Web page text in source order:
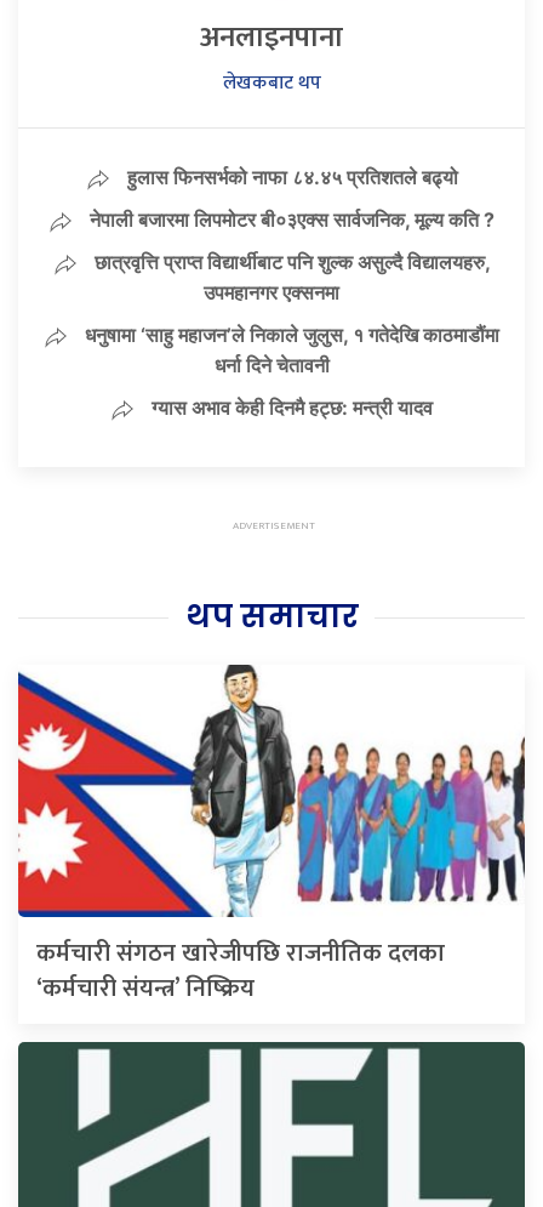
अनलाइनपाना
लेखकबाट थप
हुलास फिनसर्भको नाफा ८४.४५ प्रतिशतले बढ्यो
नेपाली बजारमा लिपमोटर बी०३एक्स सार्वजनिक, मूल्य कति ?
छात्रवृत्ति प्राप्त विद्यार्थीबाट पनि शुल्क असुल्दै विद्यालयहरु,
उपमहानगर एक्सनमा
धनुषामा ‘साहु महाजन’ले निकाले जुलुस, १ गतेदेखि काठमाडौंमा
धर्ना दिने चेतावनी
ग्यास अभाव केही दिनमै हट्छ: मन्त्री यादव
थप समाचार
कर्मचारी संगठन खारेजीपछि राजनीतिक दलका
‘कर्मचारी संयन्त्र’ निष्क्रिय